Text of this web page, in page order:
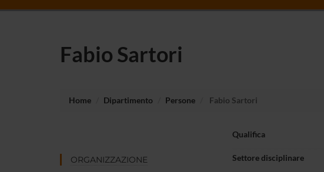
Fabio Sartori
Home Dipartimento Persone Fabio Sartori
ORGANIZZAZIONE
Qualifica
Settore disciplinare